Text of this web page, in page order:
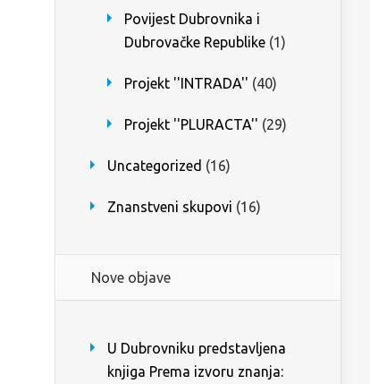
Povijest Dubrovnika i
Dubrovačke Republike (1)
Projekt ''INTRADA'' (40)
Projekt ''PLURACTA'' (29)
Uncategorized (16)
Znanstveni skupovi (16)
Nove objave
U Dubrovniku predstavljena
knjiga Prema izvoru znanja: